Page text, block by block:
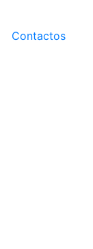
Contactos